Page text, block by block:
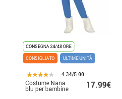
CONSEGNA 24/48 ORE
CONSIGLIATO
ULTIME UNITÀ
4.34/5.00
Costume Nana
blu per bambine 17.99€